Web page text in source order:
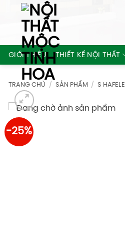
content
GIỚI THIỆU THIẾT KẾ NỘI THẤT
TRANG CHỦ / SẢN PHẨM / S HAFELE
-25%